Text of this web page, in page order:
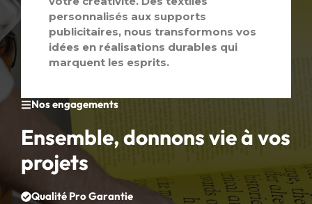
Nos engagements
Ensemble, donnons vie à vos
projets
Qualité Pro Garantie
personnalisés aux supports
publicitaires, nous transformons vos
idées en réalisations durables qui
marquent les esprits.